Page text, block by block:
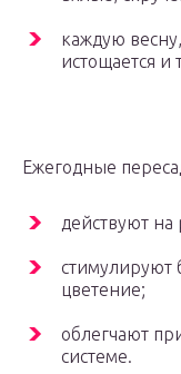
каждую
истощается и
Ежегодные
действуют
стимулируют
цветение;
облегчают
системе.